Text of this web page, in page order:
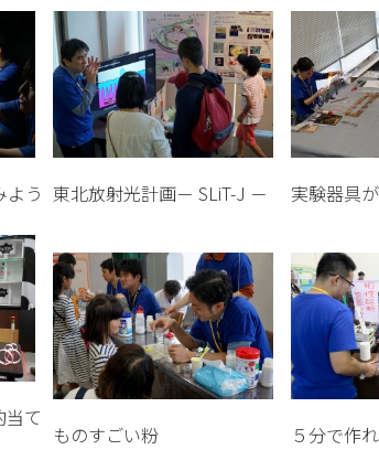
よう 東北放射光計画－ SLiT-J － 実験器具
当て
ものすごい粉 ５分で作